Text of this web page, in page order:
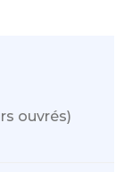
ouvrés)